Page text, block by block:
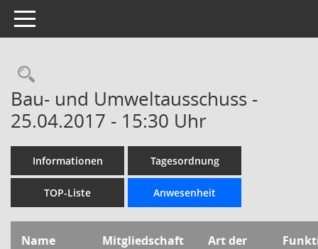
Toggle navigation
Rechercheauswahl
Bau- und Umweltausschuss -
25.04.2017 - 15:30 Uhr
Informationen Tagesordnung
TOP-Liste Anwesenheit
Name Mitgliedschaft
Art der